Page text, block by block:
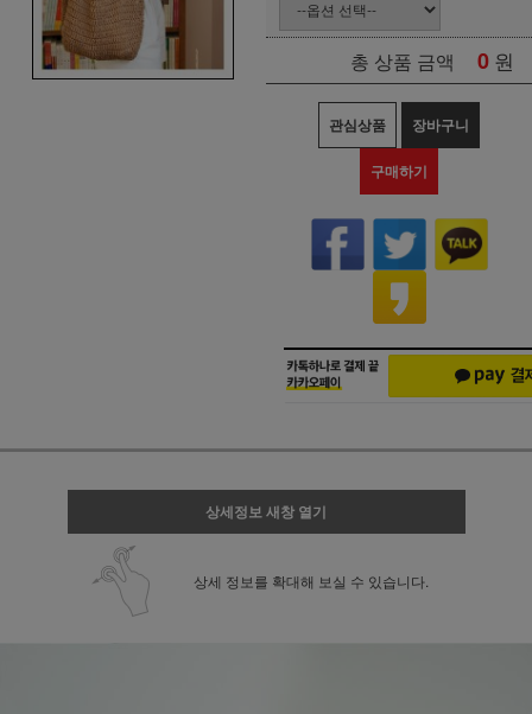
총 상품 금액 0 원
관심상품 장바구니
구매하기
상세정보 새창 열기
상세 정보를 확대해 보실 수 있습니다.